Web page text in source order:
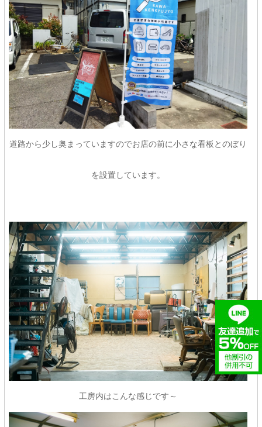
道路から少し奥まっていますのでお店の前に小さな看板とのぼり
を設置しています。
工房内はこんな感じです～